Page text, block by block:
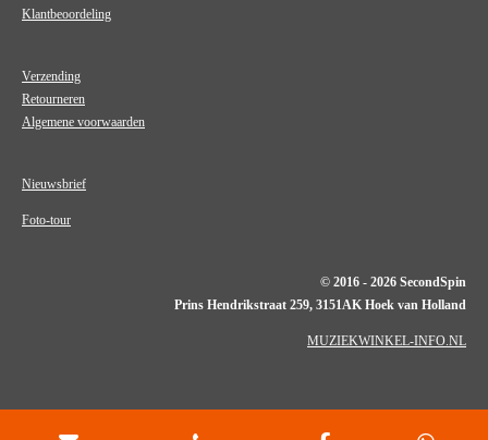
Klantbeoordeling
Verzending
Retourneren
Algemene voorwaarden
Nieuwsbrief
Foto-tour
© 2016 - 2026 SecondSpin
Prins Hendrikstraat 259, 3151AK Hoek van Holland
MUZIEKWINKEL-INFO.NL